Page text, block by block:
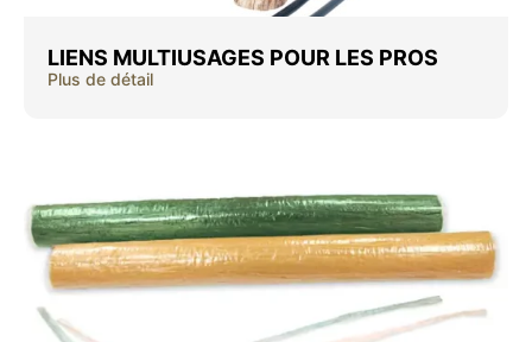
LIENS MULTIUSAGES POUR LES PROS
Plus de détail